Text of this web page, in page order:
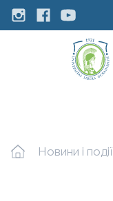
Новини і події